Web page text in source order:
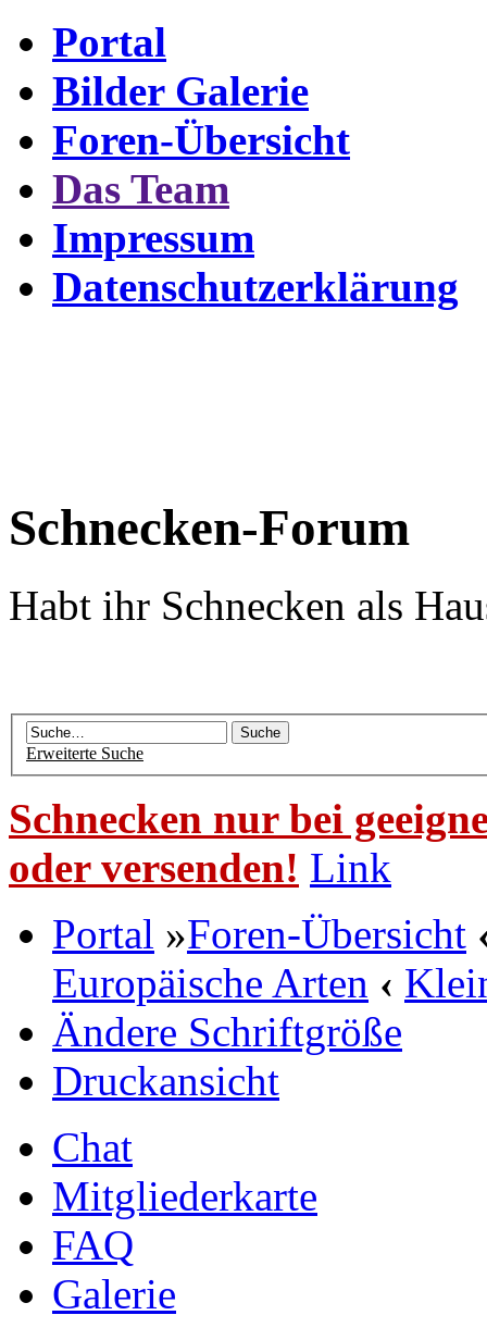
Portal
Bilder Galerie
Foren-Übersicht
Das Team
Impressum
Datenschutzerklärung
Schnecken-Forum
Habt ihr Schnecken als
Erweiterte Suche
Schnecken nur bei
oder versenden! Link
Portal »Foren-Übersicht
Europäische Arten ‹
Ändere Schriftgröße
Druckansicht
Chat
Mitgliederkarte
FAQ
Galerie